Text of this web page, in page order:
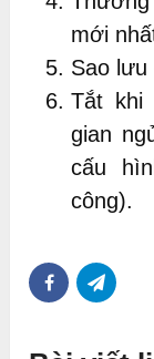
mới
Sao lưu
Tắt khi
gian
cấu
công).